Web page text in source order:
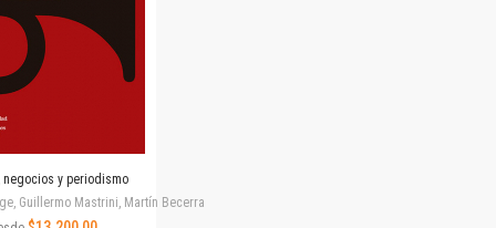
negocios y periodismo
Guillermo Mastrini, Martín Becerra